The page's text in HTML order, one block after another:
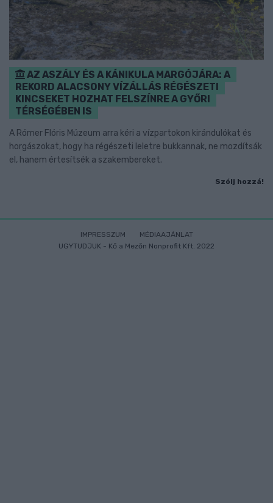
AZ ASZÁLY ÉS A KÁNIKULA MARGÓJÁRA: A
REKORD ALACSONY VÍZÁLLÁS RÉGÉSZETI
KINCSEKET HOZHAT FELSZÍNRE A GYŐRI
TÉRSÉGÉBEN IS
A Rómer Flóris Múzeum arra kéri a vízpartokon kirándulókat és
horgászokat, hogy ha régészeti leletre bukkannak, ne mozdítsák
el, hanem értesítsék a szakembereket.
Szólj hozzá!
IMPRESSZUM
MÉDIAAJÁNLAT
UGYTUDJUK - Kő a Mezőn Nonprofit Kft. 2022